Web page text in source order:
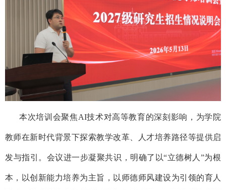
本次培训会聚焦AI技术对高等教育的深刻影响，为学院
教师在新时代背景下探索教学改革、人才培养路径等提供启
发与指引。会议进一步凝聚共识，明确了以“立德树人 ”为根
本 ， 以创新能力培养为主旨，以师德师风建设为引领的育人